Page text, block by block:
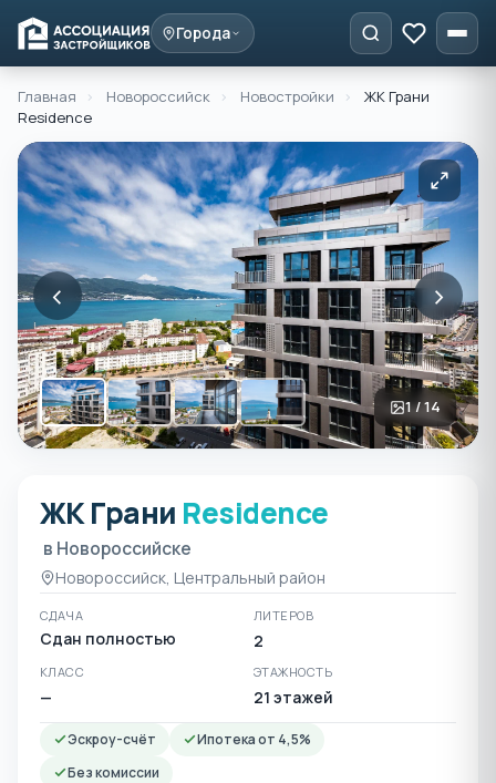
Города
Главная › Новороссийск › Новостройки ›
ЖК Грани
Residence
‹ ›
1 / 14
ЖК Грани Residence в
ЖК Грани Residence
в Новороссийске
Новороссийск, Центральный район
СДАЧА
Сдан полностью
ЛИТЕРОВ
2
КЛАСС
—
ЭТАЖНОСТЬ
21 этажей
Эскроу-счёт
Ипотека от 4,5%
Без комиссии